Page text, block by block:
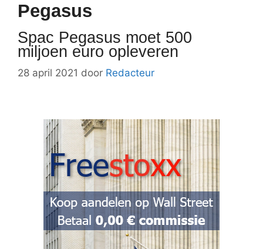
Pegasus
Spac Pegasus moet 500
miljoen euro opleveren
28 april 2021 door Redacteur